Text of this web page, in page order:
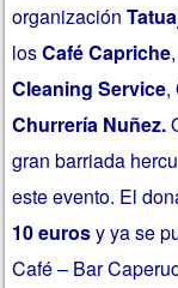
organización
losCafé Capriche
Cleaning Service,
Churrería Nuñez.
gran barriada
este evento. El
10 eurosy ya se
Café – Bar